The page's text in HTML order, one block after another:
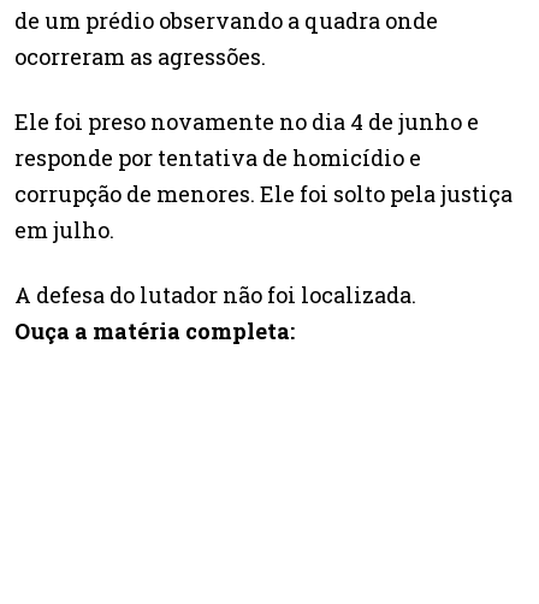
de um prédio observando a quadra onde
ocorreram as agressões.
Ele foi preso novamente no dia 4 de junho e
responde por tentativa de homicídio e
corrupção de menores. Ele foi solto pela justiça
em julho.
A defesa do lutador não foi localizada.
Ouça a matéria completa: